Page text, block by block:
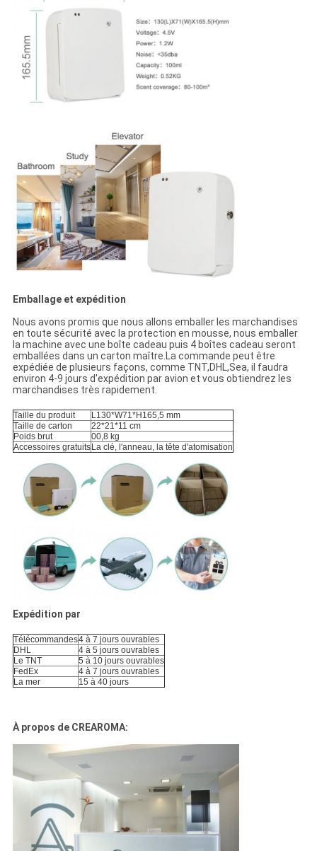
Emballage et expédition
Nous avons promis que nous allons emballer les marchandises
en toute sécurité avec la protection en mousse, nous emballer
la machine avec une boîte cadeau puis 4 boîtes cadeau seront
emballées dans un carton maître.La commande peut être
expédiée de plusieurs façons, comme TNT,DHL,Sea, il faudra
environ 4-9 jours d'expédition par avion et vous obtiendrez les
marchandises très rapidement.
Taille du produit
L130*W71*H165,5 mm
Taille de carton
22*21*11 cm
Poids brut
00,8 kg
Accessoires gratuitsLa clé, l'anneau, la tête d'atomisation
Expédition par
Télécommandes4 à 7 jours ouvrables
DHL
4 à 5 jours ouvrables
Le TNT
5 à 10 jours ouvrables
FedEx
4 à 7 jours ouvrables
La mer
15 à 40 jours
À propos de CREAROMA: